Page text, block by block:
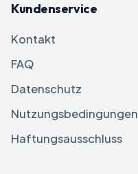
Kundenservice
Kontakt
FAQ
Datenschutz
Nutzungsbedingungen
Haftungsausschluss